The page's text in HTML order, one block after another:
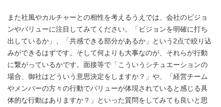
また社風やカルチャーとの相性を考えるうえでは、会社のビジョ
ンやバリューに注目してみてください。「ビジョンを明確に打ち
出しているか」、「共感できる部分があるか」という2点で絞り込
みができるはずです。そして何よりも大事なのが、それらが行動
に繋がっているかです。面接等で「こういうシチュエーションの
場合、御社はどういう意思決定をしますか？」や、「経営チーム
やメンバーの方々の行動でバリューが体現されていると感じる具
体的な行動はありますか？」といった質問をしてみても良いと思